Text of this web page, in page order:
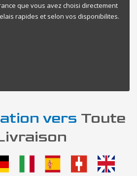
que vous avez choisi directement
rapides et selon vos disponibilites.
vers Toute